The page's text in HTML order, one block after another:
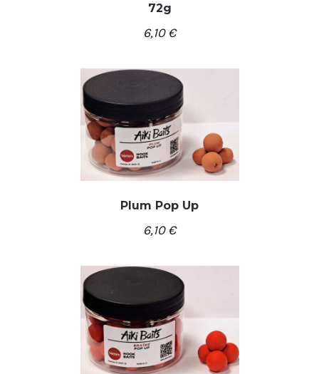
/
72g
6,10€
Į KREPŠELĮ /
Plum Pop Up
6,10€